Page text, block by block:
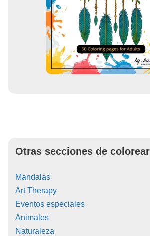
Otras secciones de colorear
Mandalas
Art Therapy
Eventos especiales
Animales
Naturaleza